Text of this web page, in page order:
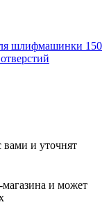
вами и уточнят
магазина и может